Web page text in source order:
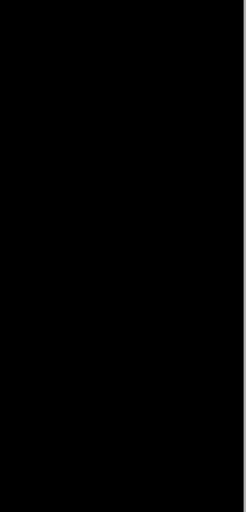
la película The